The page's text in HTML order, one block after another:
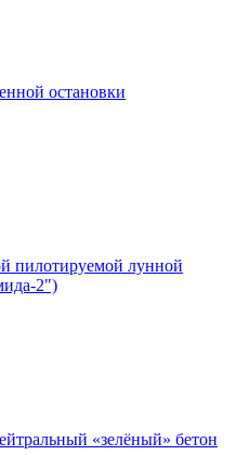
остановки
пилотируемой лунной
2")
«зелёный» бетон